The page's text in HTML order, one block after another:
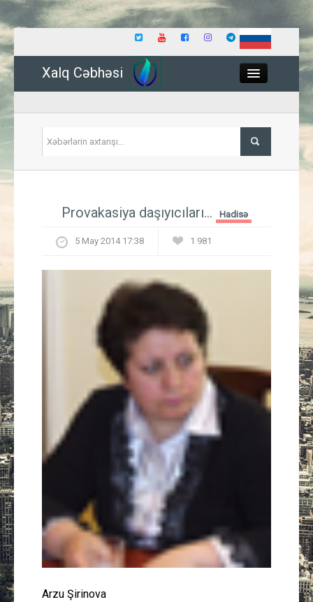
Xalq Cəbhəsi
İqtisadiyyat
Hadisə
Güney Azərbaycan
Mədəniyyət
Müsahibə
İdman
Cəmiyyət
Provakasiya daşıyıcıları... Hadisə
5 May 2014 17:38 1 981
Arzu Şirinova